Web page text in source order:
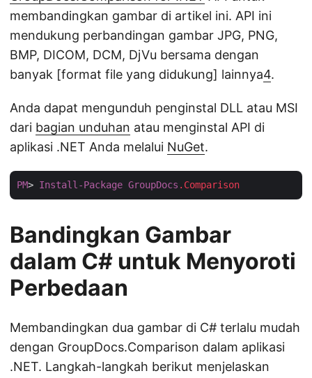
membandingkan gambar di artikel ini. API ini
mendukung perbandingan gambar JPG, PNG,
BMP, DICOM, DCM, DjVu bersama dengan
banyak [format file yang didukung] lainnya4.
Anda dapat mengunduh penginstal DLL atau MSI
dari bagian unduhan atau menginstal API di
aplikasi .NET Anda melalui NuGet.
PM> Install-Package GroupDocs .Comparison
Bandingkan Gambar
dalam C# untuk Menyoroti
Perbedaan
Membandingkan dua gambar di C# terlalu mudah
dengan GroupDocs.Comparison dalam aplikasi
.NET. Langkah-langkah berikut menjelaskan